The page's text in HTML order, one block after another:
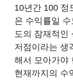
10년간 100 정
은 수익률일
도의 잠재적인
저점이라는 생
해서 모아가야
현재까지의 수